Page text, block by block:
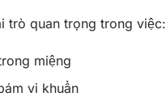
trò quan trọng trong việc:
miệng
vi khuẩn